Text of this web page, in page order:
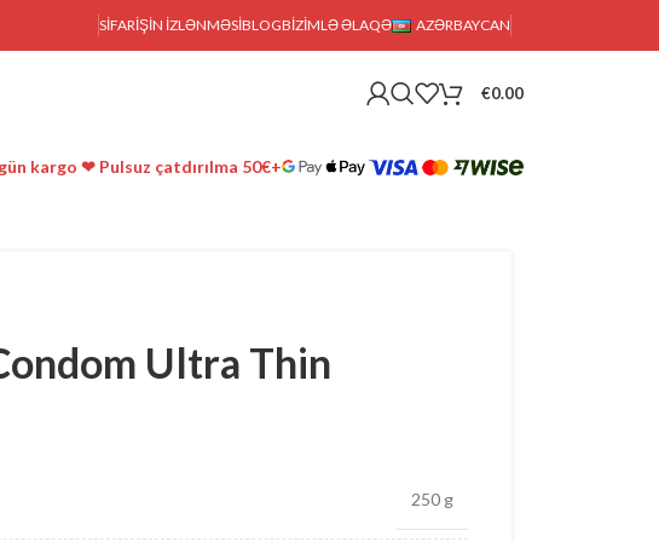
SIFARIŞIN IZLƏNMƏSIBLOGBIZIMLƏ ƏLAQƏ AZƏRBAYCAN
€0.00
kargo ❤ Pulsuz çatdırılma 50€+
Ultra Thin
250 g